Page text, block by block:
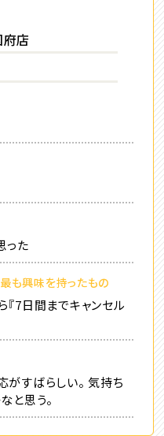
府店
った
も興味を持ったもの
7日間までキャンセル
すばらしい。 気持ち
と思う。